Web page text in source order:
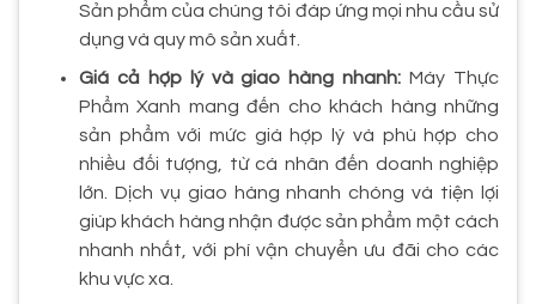
Sản phẩm của chúng tôi đáp ứng mọi nhu cầu sử
dụng và quy mô sản xuất.
Giá cả hợp lý và giao hàng nhanh:Máy Thực
Phẩm Xanh mang đến cho khách hàng những
sản phẩm với mức giá hợp lý và phù hợp cho
nhiều đối tượng, từ cá nhân đến doanh nghiệp
lớn. Dịch vụ giao hàng nhanh chóng và tiện lợi
giúp khách hàng nhận được sản phẩm một cách
nhanh nhất, với phí vận chuyển ưu đãi cho các
khu vực xa.